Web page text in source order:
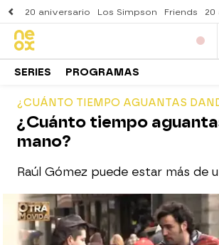
20 aniversario Los Simpson Friends 20
SERIES PROGRAMAS
¿CUÁNTO TIEMPO AGUANTAS
¿Cuánto tiempo
mano?
Raúl Gómez puede estar más de